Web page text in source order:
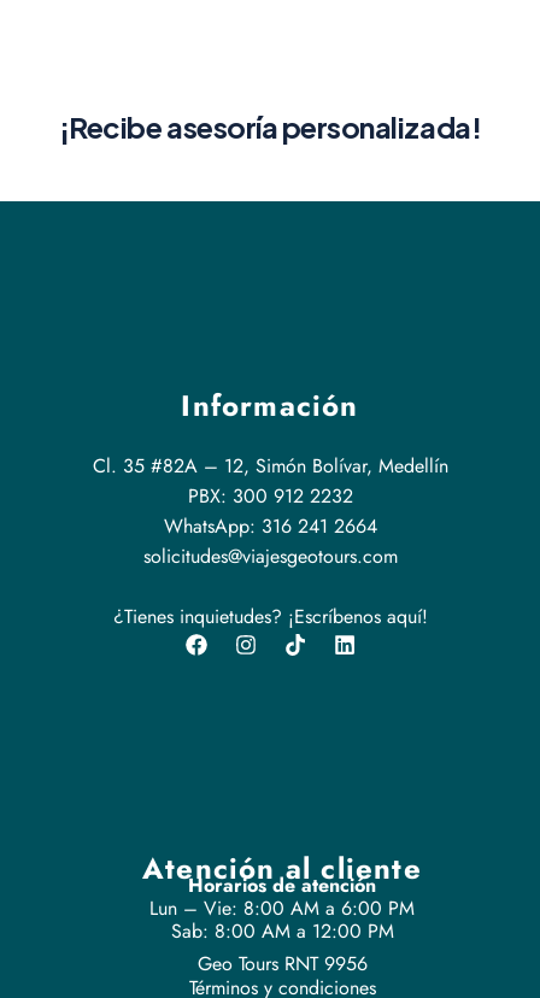
¡Recibe asesoría personalizada!
Información
Cl. 35 #82A – 12, Simón Bolívar, Medellín
PBX: 300 912 2232
WhatsApp: 316 241 2664
solicitudes@viajesgeotours.com
¿Tienes inquietudes? ¡Escríbenos aquí!
Atención al cliente
Horarios de atención
Lun – Vie: 8:00 AM a 6:00 PM
Sab: 8:00 AM a 12:00 PM
Geo Tours RNT 9956
Términos y condiciones